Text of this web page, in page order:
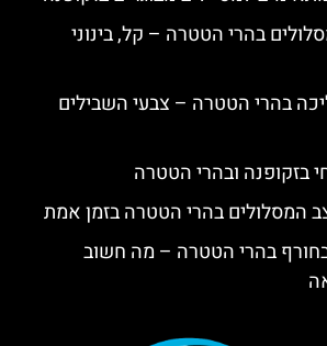
בהרי הטטרה – קל, בינוני
בהרי הטטרה – צבעי השבילים
בזקופנה ובהרי הטטרה
המסלולים בהרי הטטרה בזמן אמת
בחורף בהרי הטטרה – מה חשוב